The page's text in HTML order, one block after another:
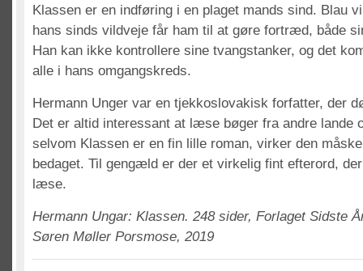
Klassen er en indføring i en plaget mands sind. Blau
hans sinds vildveje får ham til at gøre fortræd, både
Han kan ikke kontrollere sine tvangstanker, og det
alle i hans omgangskreds.
Hermann Unger var en tjekkoslovakisk forfatter, der
Det er altid interessant at læse bøger fra andre lande
selvom Klassen er en fin lille roman, virker den
bedaget. Til gengæld er der et virkelig fint efterord,
læse.
Hermann Ungar: Klassen. 248 sider, Forlaget Sidste
Søren Møller Porsmose, 2019